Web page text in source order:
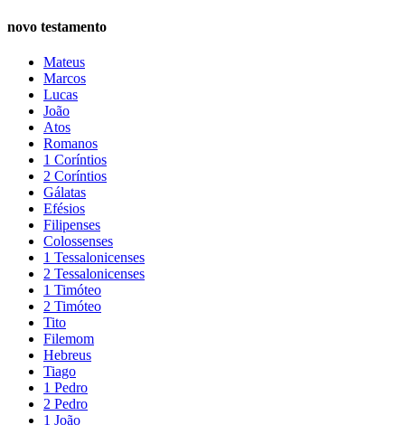
novo testamento
Mateus
Marcos
Lucas
João
Atos
Romanos
1 Coríntios
2 Coríntios
Gálatas
Efésios
Filipenses
Colossenses
1 Tessalonicenses
2 Tessalonicenses
1 Timóteo
2 Timóteo
Tito
Filemom
Hebreus
Tiago
1 Pedro
2 Pedro
1 João